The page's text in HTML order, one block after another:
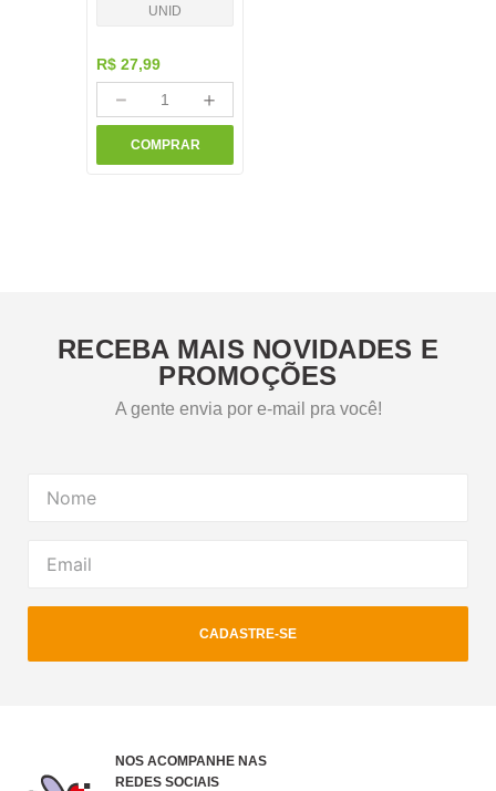
UNID
R$ 27,99
＋
－
COMPRAR
RECEBA MAIS NOVIDADES E
PROMOÇÕES
A gente envia por e-mail pra você!
CADASTRE-SE
NOS ACOMPANHE NAS
REDES SOCIAIS